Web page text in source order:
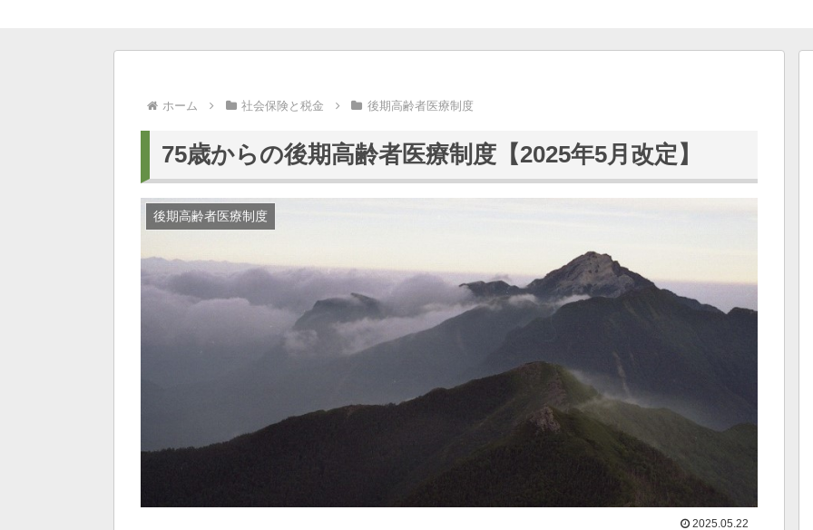
ホーム 社会保険と税金 後期高齢者医療制度
75歳からの後期高齢者医療制度【2025年5月改定】
後期高齢者医療制度
2025.05.22